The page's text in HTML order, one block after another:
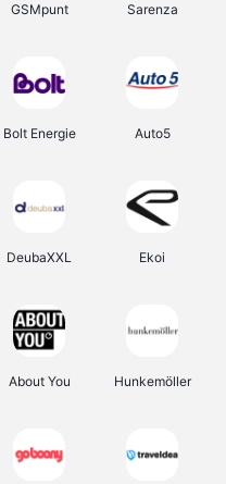
GSMpunt Sarenza
Bolt Energie Auto5
DeubaXXL Ekoi
About You Hunkemöller